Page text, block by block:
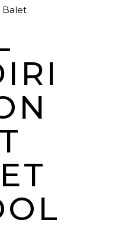
Balet